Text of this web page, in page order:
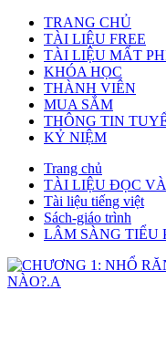
TRANG CHỦ
TÀI LIỆU FREE
TÀI LIỆU MẤT
KHÓA HỌC
THÀNH VIÊN
MUA SẮM
THÔNG TIN
KỶ NIỆM
Trang chủ
TÀI LIỆU ĐỌC
Tài liệu tiếng việt
Sách-giáo trình
LÂM SÀNG TIỂU